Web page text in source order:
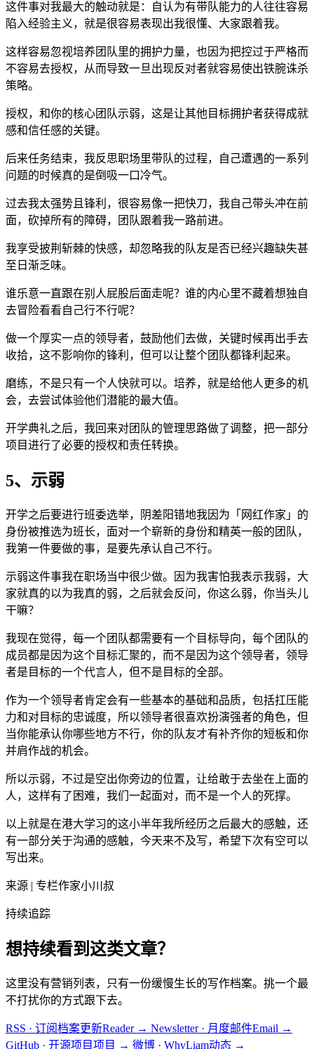
这件事对我最大的触动就是：自认为有带队能力的人往往容易
陷入经验主义，就是很容易表现出我很懂、大家跟着我。
这样容易忽视培养团队里的拥护力量，也因为把控过于严格而
不容易去授权，从而导致一旦出现反对者就容易使出铁腕诛杀
策略。
授权，和你的核心团队示弱，这是让其他目标拥护者获得成就
感和信任感的关键。
后来任务结束，我反思职场里带队的过程，自己遭遇的一系列
问题的时候真的是倒吸一口冷气。
过去我太强势且锋利，很容易像一把快刀，我自己带头冲在前
面，砍掉所有的障碍，团队跟着我一路前进。
我享受披荆斩棘的快感，却忽略我的队友是否已经兴趣缺失甚
至日渐乏味。
谁乐意一直跟在别人屁股后面走呢？谁的内心里不藏着想独自
去冒险看看自己行不行呢？
做一个厚实一点的领导者，鼓励他们去做，关键时候再出手去
收拾，这不影响你的锋利，但可以让整个团队都锋利起来。
磨练，不是只有一个人快就可以。培养，就是给他人更多的机
会，去尝试体验他们潜能的最大值。
开学典礼之后，我回来对团队的管理思路做了调整，把一部分
项目进行了必要的授权和责任转换。
5、示弱
开学之后要进行班委选举，阴差阳错地我因为「网红作家」的
身份被推选为班长，面对一个崭新的身份和精英一般的团队，
我第一件要做的事，是要先承认自己不行。
示弱这件事我在职场当中很少做。因为我害怕我表示我弱，大
家就真的以为我真的弱，之后就会反问，你这么弱，你当头儿
干嘛？
我现在觉得，每一个团队都需要有一个目标导向，每个团队的
成员都是因为这个目标汇聚的，而不是因为这个领导者，领导
者是目标的一个代言人，但不是目标的全部。
作为一个领导者肯定会有一些基本的基础和品质，包括扛压能
力和对目标的忠诚度，所以领导者很喜欢扮演强者的角色，但
当你能承认你哪些地方不行，你的队友才有补齐你的短板和你
并肩作战的机会。
所以示弱，不过是空出你旁边的位置，让给敢于去坐在上面的
人，这样有了困难，我们一起面对，而不是一个人的死撑。
以上就是在港大学习的这小半年我所经历之后最大的感触，还
有一部分关于沟通的感触，今天来不及写，希望下次有空可以
写出来。
来源 | 专栏作家小川叔
持续追踪
想持续看到这类文章？
这里没有营销列表，只有一份缓慢生长的写作档案。挑一个最
不打扰你的方式跟下去。
RSS · 订阅档案更新Reader → Newsletter · 月度邮件Email →
GitHub · 开源项目项目 → 微博 · WhyLiam动态 →